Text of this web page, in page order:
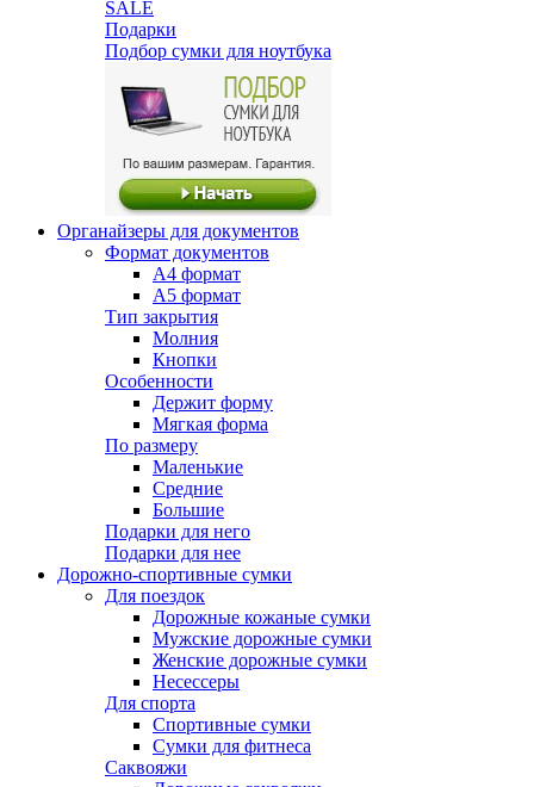
SALE
Подарки
Подбор сумки для ноутбука
Органайзеры для документов
Формат документов
А4 формат
А5 формат
Тип закрытия
Молния
Кнопки
Особенности
Держит форму
Мягкая форма
По размеру
Маленькие
Средние
Большие
Подарки для него
Подарки для нее
Дорожно-спортивные сумки
Для поездок
Дорожные кожаные сумки
Мужские дорожные сумки
Женские дорожные сумки
Несессеры
Для спорта
Спортивные сумки
Сумки для фитнеса
Саквояжи